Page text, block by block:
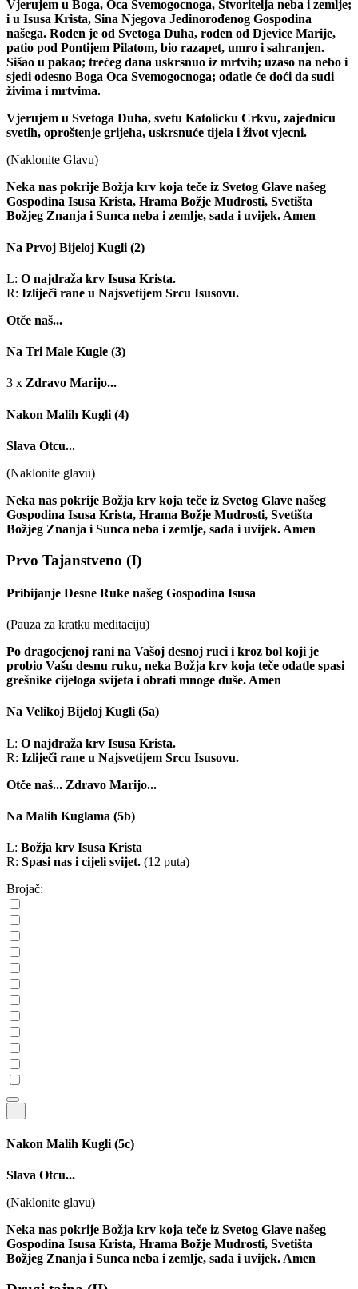
Vjerujem u Boga, Oca Svemogocnoga, Stvoritelja neba i zemlje;
i u Isusa Krista, Sina Njegova Jedinorođenog Gospodina
našega. Rođen je od Svetoga Duha, rođen od Djevice Marije,
patio pod Pontijem Pilatom, bio razapet, umro i sahranjen.
Sišao u pakao; trećeg dana uskrsnuo iz mrtvih; uzaso na nebo i
sjedi odesno Boga Oca Svemogocnoga; odatle će doći da sudi
živima i mrtvima.
Vjerujem u Svetoga Duha, svetu Katolicku Crkvu, zajednicu
svetih, oproštenje grijeha, uskrsnuće tijela i život vjecni.
(Naklonite Glavu)
Neka nas pokrije Božja krv koja teče iz Svetog Glave našeg
Gospodina Isusa Krista, Hrama Božje Mudrosti, Svetišta
Božjeg Znanja i Sunca neba i zemlje, sada i uvijek. Amen
Na Prvoj Bijeloj Kugli (2)
L: O najdraža krv Isusa Krista.
R: Izliječi rane u Najsvetijem Srcu Isusovu.
Otče naš...
Na Tri Male Kugle (3)
3 x Zdravo Marijo...
Nakon Malih Kugli (4)
Slava Otcu...
(Naklonite glavu)
Neka nas pokrije Božja krv koja teče iz Svetog Glave našeg
Gospodina Isusa Krista, Hrama Božje Mudrosti, Svetišta
Božjeg Znanja i Sunca neba i zemlje, sada i uvijek. Amen
Prvo Tajanstveno (I)
Pribijanje Desne Ruke našeg Gospodina Isusa
(Pauza za kratku meditaciju)
Po dragocjenoj rani na Vašoj desnoj ruci i kroz bol koji je
probio Vašu desnu ruku, neka Božja krv koja teče odatle spasi
grešnike cijeloga svijeta i obrati mnoge duše. Amen
Na Velikoj Bijeloj Kugli(5a)
L: O najdraža krv Isusa Krista.
R: Izliječi rane u Najsvetijem Srcu Isusovu.
Otče naš... Zdravo Marijo...
Na Malih Kuglama (5b)
L: Božja krv Isusa Krista
R: Spasi nas i cijeli svijet. (12 puta)
Brojač:
Nakon Malih Kugli (5c)
Slava Otcu...
(Naklonite glavu)
Neka nas pokrije Božja krv koja teče iz Svetog Glave našeg
Gospodina Isusa Krista, Hrama Božje Mudrosti, Svetišta
Božjeg Znanja i Sunca neba i zemlje, sada i uvijek. Amen